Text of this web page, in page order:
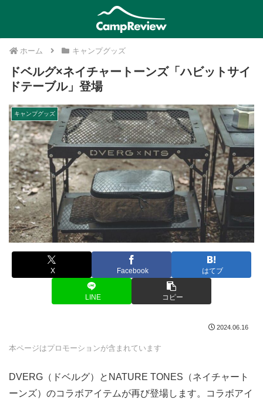
ホーム キャンプグッズ
ドベルグ×ネイチャートーンズ「ハビットサイ
ドテーブル」登場
キャンプグッズ
X Facebook はてブ
LINE コピー
2024.06.16
本ページはプロモーションが含まれています
DVERG（ドベルグ）とNATURE TONES（ネイチャート
ーンズ）のコラボアイテムが再び登場します。コラボアイ